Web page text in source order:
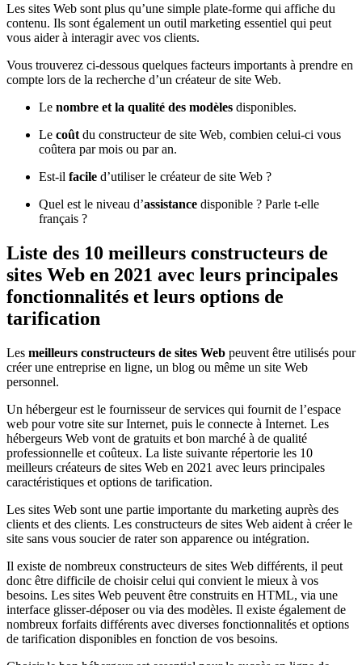
Les sites Web sont plus qu’une simple plate-forme qui affiche du
contenu. Ils sont également un outil marketing essentiel qui peut
vous aider à interagir avec vos clients.
Vous trouverez ci-dessous quelques facteurs importants à prendre en
compte lors de la recherche d’un créateur de site Web.
Le nombre et la qualité des modèles disponibles.
Le coût du constructeur de site Web, combien celui-ci vous
coûtera par mois ou par an.
Est-il facile d’utiliser le créateur de site Web ?
Quel est le niveau d’assistance disponible ? Parle t-elle
français ?
Liste des 10 meilleurs constructeurs de
sites Web en 2021 avec leurs principales
fonctionnalités et leurs options de
tarification
Les meilleurs constructeurs de sites Web peuvent être utilisés pour
créer une entreprise en ligne, un blog ou même un site Web
personnel.
Un hébergeur est le fournisseur de services qui fournit de l’espace
web pour votre site sur Internet, puis le connecte à Internet. Les
hébergeurs Web vont de gratuits et bon marché à de qualité
professionnelle et coûteux. La liste suivante répertorie les 10
meilleurs créateurs de sites Web en 2021 avec leurs principales
caractéristiques et options de tarification.
Les sites Web sont une partie importante du marketing auprès des
clients et des clients. Les constructeurs de sites Web aident à créer le
site sans vous soucier de rater son apparence ou intégration.
Il existe de nombreux constructeurs de sites Web différents, il peut
donc être difficile de choisir celui qui convient le mieux à vos
besoins. Les sites Web peuvent être construits en HTML, via une
interface glisser-déposer ou via des modèles. Il existe également de
nombreux forfaits différents avec diverses fonctionnalités et options
de tarification disponibles en fonction de vos besoins.